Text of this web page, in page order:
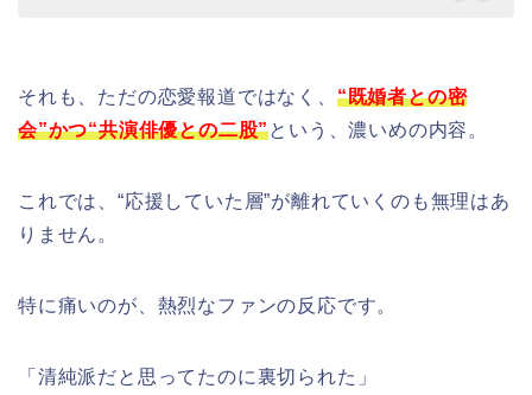
それも、ただの恋愛報道ではなく、 “既婚者との密
会”かつ“共演俳優との二股”という、濃いめの内容。
これでは、“応援していた層”が離れていくのも無理はあ
りません。
特に痛いのが、熱烈なファンの反応です。
「清純派だと思ってたのに裏切られた」